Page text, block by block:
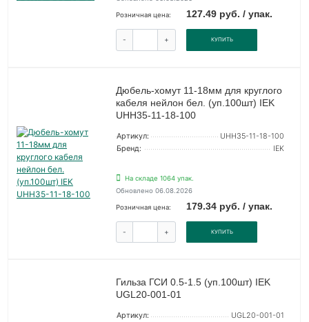
Розничная цена: 127.49 руб. / упак.
- + КУПИТЬ
Дюбель-хомут 11-18мм для круглого
кабеля нейлон бел. (уп.100шт) IEK
UHH35-11-18-100
Артикул:
UHH35-11-18-100
Бренд:
IEK
На складе 1064 упак.
Обновлено 06.08.2026
Розничная цена: 179.34 руб. / упак.
- + КУПИТЬ
Гильза ГСИ 0.5-1.5 (уп.100шт) IEK
UGL20-001-01
Артикул:
UGL20-001-01